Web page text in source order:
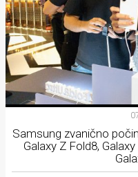
Samsung zvanično
Galaxy Z Fold8,